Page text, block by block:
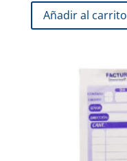
Añadir al carrito